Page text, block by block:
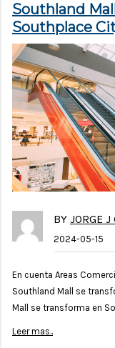
Southland
Southplace
BY JORGE J
2024-05-15
En cuenta Areas
Southland Mall se
Mall se transforma en
Leer mas..